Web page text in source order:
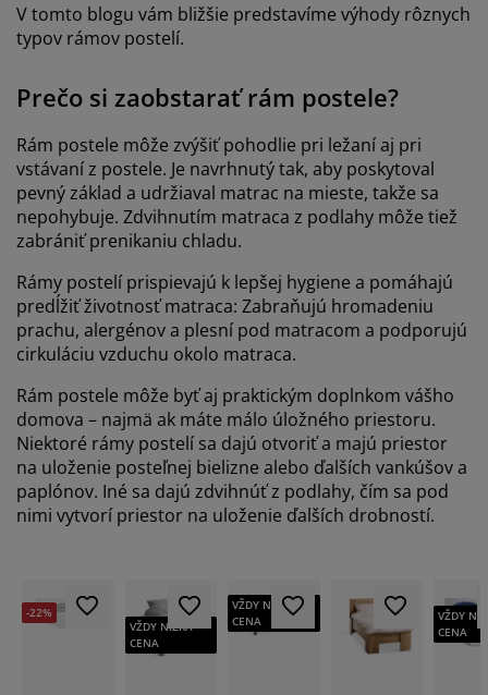
V tomto blogu vám bližšie predstavíme výhody rôznych
typov rámov postelí.
Prečo si zaobstarať rám postele?
Rám postele môže zvýšiť pohodlie pri ležaní aj pri
vstávaní z postele. Je navrhnutý tak, aby poskytoval
pevný základ a udržiaval matrac na mieste, takže sa
nepohybuje. Zdvihnutím matraca z podlahy môže tiež
zabrániť prenikaniu chladu.
Rámy postelí prispievajú k lepšej hygiene a pomáhajú
predĺžiť životnosť matraca: Zabraňujú hromadeniu
prachu, alergénov a plesní pod matracom a podporujú
cirkuláciu vzduchu okolo matraca.
Rám postele môže byť aj praktickým doplnkom vášho
domova – najmä ak máte málo úložného priestoru.
Niektoré rámy postelí sa dajú otvoriť a majú priestor
na uloženie posteľnej bielizne alebo ďalších vankúšov a
paplónov. Iné sa dajú zdvihnúť z podlahy, čím sa pod
nimi vytvorí priestor na uloženie ďalších drobností.
-22%
VŽDY NÍZKA
CENA
VŽDY NÍZKA
CENA
VŽDY
CENA